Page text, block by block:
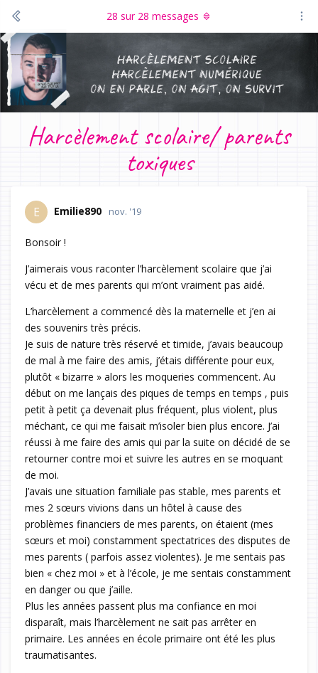
Harcèlement scolaire/ parents
toxiques
28 sur 28 messages
E Emilie890 nov. '19
Bonsoir !
J’aimerais vous raconter l’harcèlement scolaire que j’ai
vécu et de mes parents qui m’ont vraiment pas aidé.
L’harcèlement a commencé dès la maternelle et j’en ai
des souvenirs très précis.
Je suis de nature très réservé et timide, j’avais beaucoup
de mal à me faire des amis, j’étais différente pour eux,
plutôt « bizarre » alors les moqueries commencent. Au
début on me lançais des piques de temps en temps , puis
petit à petit ça devenait plus fréquent, plus violent, plus
méchant, ce qui me faisait m’isoler bien plus encore. J’ai
réussi à me faire des amis qui par la suite on décidé de se
retourner contre moi et suivre les autres en se moquant
de moi.
J’avais une situation familiale pas stable, mes parents et
mes 2 sœurs vivions dans un hôtel à cause des
problèmes financiers de mes parents, on étaient (mes
sœurs et moi) constamment spectatrices des disputes de
mes parents ( parfois assez violentes). Je me sentais pas
bien « chez moi » et à l’école, je me sentais constamment
en danger ou que j’aille.
Plus les années passent plus ma confiance en moi
disparaît, mais l’harcèlement ne sait pas arrêter en
primaire. Les années en école primaire ont été les plus
traumatisantes.